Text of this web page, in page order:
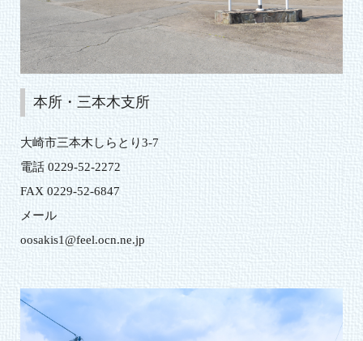
本所・三本木支所
大崎市三本木しらとり3-7
電話 0229-52-2272
FAX 0229-52-6847
メール
oosakis1@feel.ocn.ne.jp